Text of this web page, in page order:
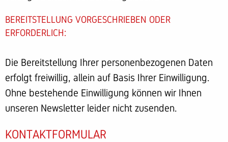
BEREITSTELLUNG VORGESCHRIEBEN ODER
ERFORDERLICH:
Die Bereitstellung Ihrer personenbezogenen Daten
erfolgt freiwillig, allein auf Basis Ihrer Einwilligung.
Ohne bestehende Einwilligung können wir Ihnen
unseren Newsletter leider nicht zusenden.
KONTAKTFORMULAR